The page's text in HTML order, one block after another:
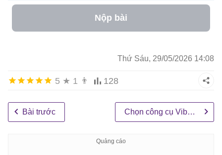
Nộp bài
Thứ Sáu, 29/05/2026 14:08
5 ★ 1 👨 128
Bài trước Chọn công cụ Vibe Coding